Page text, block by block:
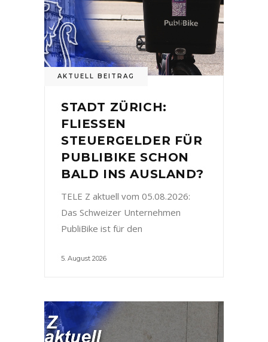
AKTUELL BEITRAG
STADT ZÜRICH:
FLIESSEN
STEUERGELDER FÜR
PUBLIBIKE SCHON
BALD INS AUSLAND?
TELE Z aktuell vom 05.08.2026:
Das Schweizer Unternehmen
PubliBike ist für den
5. August 2026